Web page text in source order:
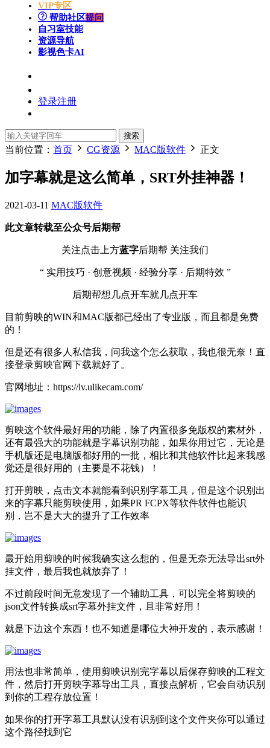
VIP专区
帮助社区提问
自习室技能
资源导航
影视色卡AI
登录注册
搜索
当前位置： 首页 CG资源 MAC版软件 正文
加字幕就是这么简单，SRT外挂神器！
2021-03-11 MAC版软件
此文章转载至公众号后期帮
关注点击上方蓝字后期帮 关注我们
“ 实用技巧 · 创意视频 · 经验分享 · 后期特效 ”
后期帮想几点开车就几点开车
目前剪映的WIN和MAC版都已经出了专业版，而且都是免费
的！
但是还有很多人私信我，问我这个怎么获取，我也很无奈！直
接登录剪映官网下载就好了。
官网地址：https://lv.ulikecam.com/
剪映这个软件最好用的功能，除了内置很多免版权的素材外，
还有最强大的功能就是字幕识别功能，如果你用过它，无论是
手机版还是电脑版都好用的一批，相比和其他软件比起来我感
觉还是很好用的（主要是不花钱）！
打开剪映，点击文本就能看到识别字幕工具，但是这个识别出
来的字幕只能剪映使用，如果PR FCPX等软件软件也能识
别，岂不是大大的提升了工作效率
最开始用剪映的时候我确实这么想的，但是无奈无法导出srt外
挂文件，最后我也就放弃了！
不过前段时间无意发现了一个辅助工具，可以完全将剪映的
json文件转换成srt字幕外挂文件，且非常好用！
就是下边这个东西！也不知道是哪位大神开发的，表示感谢！
用法也非常简单，使用剪映识别完字幕以后保存剪映的工程文
件，然后打开剪映字幕导出工具，直接点解析，它会自动识别
到你的工程存放位置！
如果你的打开字幕工具默认没有识别到这个文件夹你可以通过
这个路径找到它